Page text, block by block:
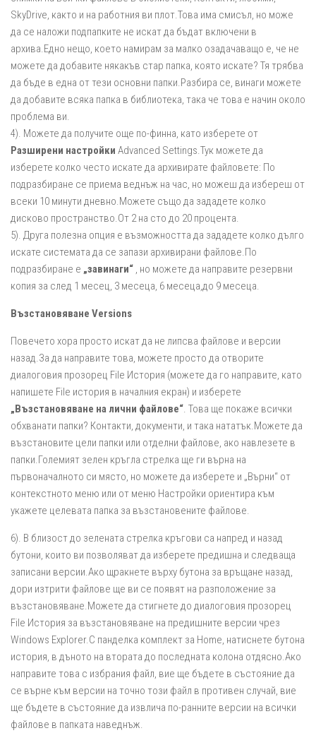
SkyDrive, както и на работния ви плот.Това има смисъл, но може
да се наложи подпапките не искат да бъдат включени в
архива.Едно нещо, което намирам за малко озадачаващо е, че не
можете да добавите някакъв стар папка, която искате? Тя трябва
да бъде в една от тези основни папки.Разбира се, винаги можете
да добавите всяка папка в библиотека, така че това е начин около
проблема ви.
4). Можете да получите още по-финна, като изберете от
Разширени настройки Advanced Settings.Тук можете да
изберете колко често искате да архивирате файловете: По
подразбиране се приема веднъж на час, но можеш да избереш от
всеки 10 минути дневно.Можете също да зададете колко
дисково пространство.От 2 на сто до 20 процента.
5). Друга полезна опция е възможността да зададете колко дълго
искате системата да се запази архивирани файлове.По
подразбиране е „завинаги“ , но можете да направите резервни
копия за след 1 месец, 3 месеца, 6 месеца,до 9 месеца.
Възстановяване Versions
Повечето хора просто искат да не липсва файлове и версии
назад.За да направите това, можете просто да отворите
диалоговия прозорец File История (можете да го направите, като
напишете File история в началния екран) и изберете
„Възстановяване на лични файлове“. Това ще покаже всички
обхванати папки? Контакти, документи, и така нататък.Можете да
възстановите цели папки или отделни файлове, ако навлезете в
папки.Големият зелен кръгла стрелка ще ги върна на
първоначалното си място, но можете да изберете и „Върни“ от
контекстното меню или от меню Настройки ориентира към
укажете целевата папка за възстановените файлове.
6). В близост до зелената стрелка кръгови са напред и назад
бутони, които ви позволяват да изберете предишна и следваща
записани версии.Ако щракнете върху бутона за връщане назад,
дори изтрити файлове ще ви се появят на разположение за
възстановяване.Можете да стигнете до диалоговия прозорец
File История за възстановяване на предишните версии чрез
Windows Explorer.С панделка комплект за Home, натиснете бутона
история, в дъното на втората до последната колона отдясно.Ако
направите това с избрания файл, вие ще бъдете в състояние да
се върне към версии на точно този файл в противен случай, вие
ще бъдете в състояние да извлича по-ранните версии на всички
файлове в папката наведнъж.